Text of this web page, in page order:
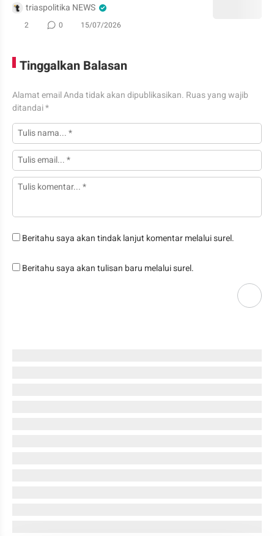
triaspolitika NEWS
2 0 15/07/2026
Tinggalkan Balasan
Alamat email Anda tidak akan dipublikasikan. Ruas yang wajib
ditandai*
Beritahu saya akan tindak lanjut komentar melalui surel.
Beritahu saya akan tulisan baru melalui surel.